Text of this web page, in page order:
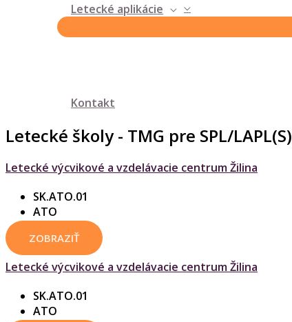
Letecké aplikácie
Kontakt
Letecké školy - TMG pre SPL/LAPL(S)
Letecké výcvikové a vzdelávacie centrum Žilina
SK.ATO.01
ATO
ZOBRAZIŤ
Letecké výcvikové a vzdelávacie centrum Žilina
SK.ATO.01
ATO